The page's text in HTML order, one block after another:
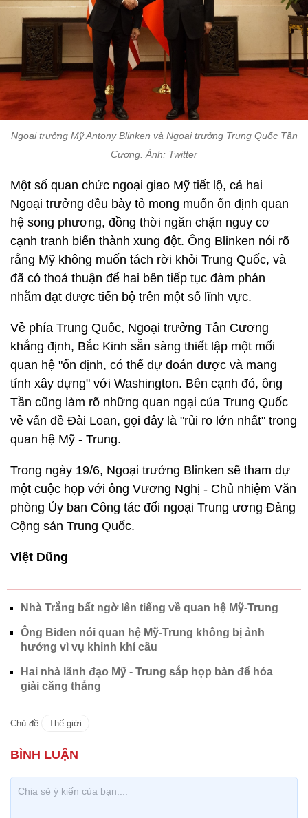
Ngoại trưởng Mỹ Antony Blinken và Ngoại trưởng Trung Quốc Tần
Cương. Ảnh: Twitter
Một số quan chức ngoại giao Mỹ tiết lộ, cả hai
Ngoại trưởng đều bày tỏ mong muốn ổn định quan
hệ song phương, đồng thời ngăn chặn nguy cơ
cạnh tranh biến thành xung đột. Ông Blinken nói rõ
rằng Mỹ không muốn tách rời khỏi Trung Quốc, và
đã có thoả thuận để hai bên tiếp tục đàm phán
nhằm đạt được tiến bộ trên một số lĩnh vực.
Về phía Trung Quốc, Ngoại trưởng Tần Cương
khẳng định, Bắc Kinh sẵn sàng thiết lập một mối
quan hệ "ổn định, có thể dự đoán được và mang
tính xây dựng" với Washington. Bên cạnh đó, ông
Tần cũng làm rõ những quan ngại của Trung Quốc
về vấn đề Đài Loan, gọi đây là "rủi ro lớn nhất" trong
quan hệ Mỹ - Trung.
Trong ngày 19/6, Ngoại trưởng Blinken sẽ tham dự
một cuộc họp với ông Vương Nghị - Chủ nhiệm Văn
phòng Ủy ban Công tác đối ngoại Trung ương Đảng
Cộng sản Trung Quốc.
Việt Dũng
Nhà Trắng bất ngờ lên tiếng về quan hệ Mỹ-Trung
Ông Biden nói quan hệ Mỹ-Trung không bị ảnh
hưởng vì vụ khinh khí cầu
Hai nhà lãnh đạo Mỹ - Trung sắp họp bàn để hóa
giải căng thẳng
Chủ đề: Thế giới